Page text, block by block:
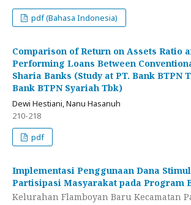
pdf (Bahasa Indonesia)
Comparison of Return on Assets Ratio
Performing Loans Between
Sharia Banks (Study at PT. Bank BTPN
Bank BTPN Syariah Tbk)
Dewi Hestiani, Nanu Hasanuh
210-218
pdf
Implementasi Penggunaan Dana
Partisipasi Masyarakat pada Program
Kelurahan Flamboyan Baru Kecamatan